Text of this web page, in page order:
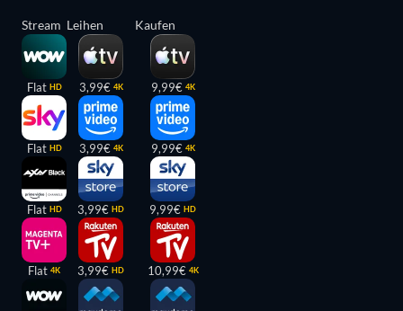
Stream
Flat HD
Flat HD
Flat HD
Flat 4K
Leihen
3,99€ 4K
3,99€ 4K
3,99€ HD
3,99€ HD
Kaufen
9,99€ 4K
9,99€ 4K
9,99€ HD
10,99€ 4K